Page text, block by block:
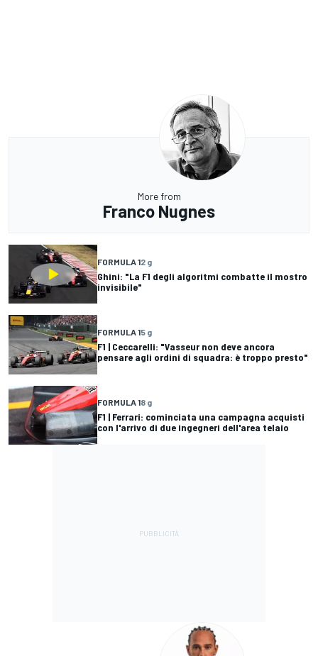
More from
Franco Nugnes
FORMULA 12 g
Ghini: "La F1 degli algoritmi combatte il mostro
invisibile"
FORMULA 15 g
F1 | Ceccarelli: "Vasseur non deve ancora
pensare agli ordini di squadra: è troppo presto"
FORMULA 18 g
F1 | Ferrari: cominciata una campagna acquisti
con l'arrivo di due ingegneri dell'area telaio